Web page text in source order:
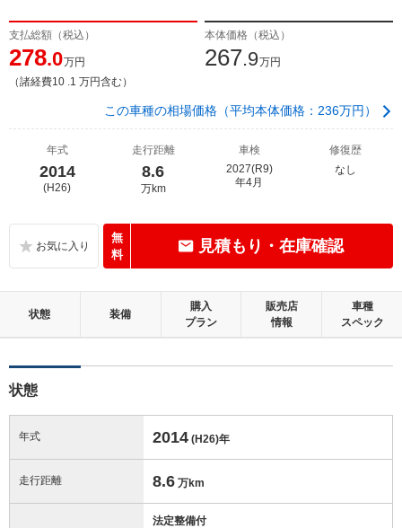
支払総額（税込）
278.0万円
（諸経費10 .1 万円含む）
本体価格（税込）
267.9万円
この車種の相場価格（平均本体価格：236万円）
年式
2014
(H26)
走行距離
8.6
万km
車検
2027(R9)
年4月
修復歴
なし
無
料
見積もり・在庫確認
状態 装備
購入
プラン
販売店
情報
車種
スペック
状態
年式 2014 (H26)年
走行距離 8.6 万km
法定整備付